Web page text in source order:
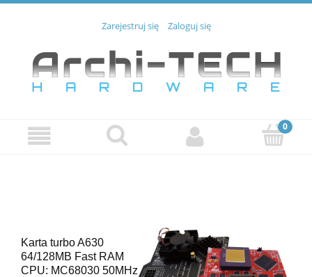
Zarejestruj się Zaloguj się
Karta turbo A630
64/128MB Fast RAM
CPU: MC68030 50MHz